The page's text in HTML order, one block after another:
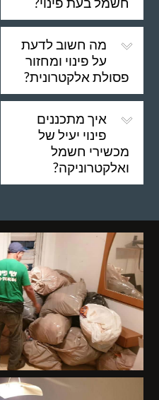
מה חשוב לדעת
על פינוי ומחזור
פסולת אלקטרונית?
איך מתכננים
פינוי יעיל של
מכשירי חשמל
ואלקטרוניקה?